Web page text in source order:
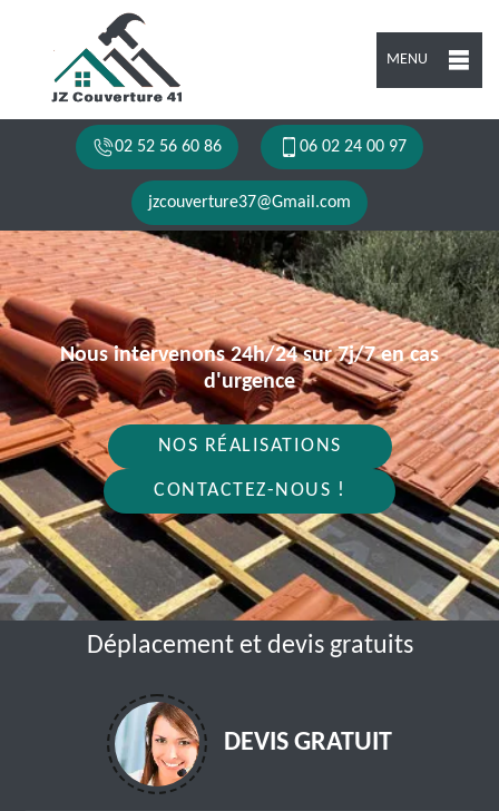
MENU
02 52 56 60 86 06 02 24 00 97
jzcouverture37@Gmail.com
Nous intervenons 24h/24 sur 7j/7 en cas
d'urgence
NOS RÉALISATIONS
CONTACTEZ-NOUS !
Déplacement et devis gratuits
DEVIS GRATUIT